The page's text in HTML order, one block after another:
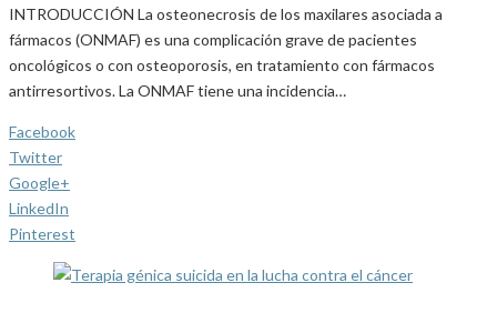
INTRODUCCIÓN La osteonecrosis de los maxilares asociada a
fármacos (ONMAF) es una complicación grave de pacientes
oncológicos o con osteoporosis, en tratamiento con fármacos
antirresortivos. La ONMAF tiene una incidencia…
Facebook
Twitter
Google+
LinkedIn
Pinterest